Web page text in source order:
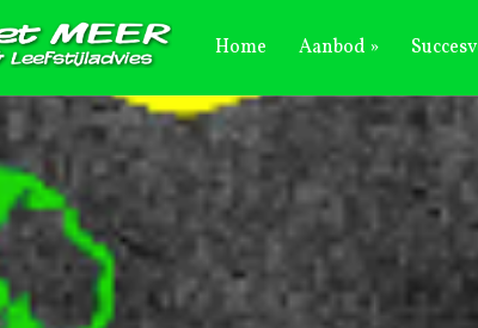
Home Aanbod